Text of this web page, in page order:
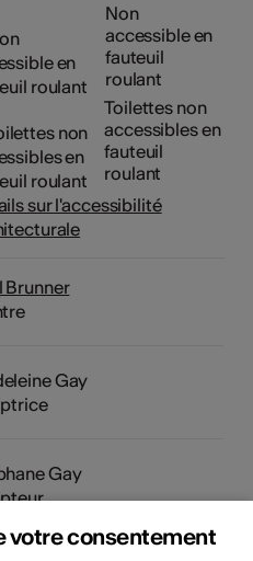
Non
accessible en
fauteuil
roulant
Toilettes non
accessibles en
fauteuil
roulant
sur l'accessibilité
Brunner
Gay
Gay
votre consentement